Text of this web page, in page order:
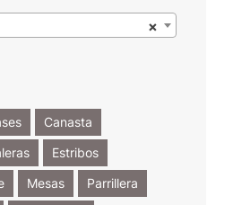
×
Canasta
Estribos
Mesas Parrillera